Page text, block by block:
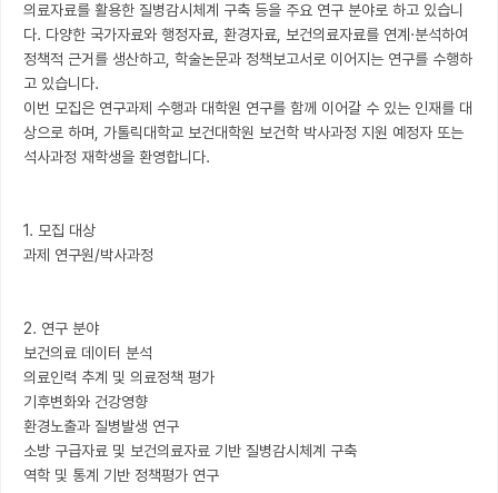
의료자료를 활용한 질병감시체계 구축 등을 주요 연구 분야로 하고 있습니
다. 다양한 국가자료와 행정자료, 환경자료, 보건의료자료를 연계·분석하여
정책적 근거를 생산하고, 학술논문과 정책보고서로 이어지는 연구를 수행하
고 있습니다.
이번 모집은 연구과제 수행과 대학원 연구를 함께 이어갈 수 있는 인재를 대
상으로 하며, 가톨릭대학교 보건대학원 보건학 박사과정 지원 예정자 또는
석사과정 재학생을 환영합니다.
1. 모집 대상
과제 연구원/박사과정
2. 연구 분야
보건의료 데이터 분석
의료인력 추계 및 의료정책 평가
기후변화와 건강영향
환경노출과 질병발생 연구
소방 구급자료 및 보건의료자료 기반 질병감시체계 구축
역학 및 통계 기반 정책평가 연구